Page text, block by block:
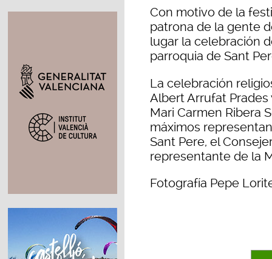
Con motivo de la
patrona de la gente
lugar la celebración
parroquia de Sant
La celebración
Albert Arrufat
Mari Carmen Ribera
máximos
Sant Pere, el
representante de la
Fotografía Pepe